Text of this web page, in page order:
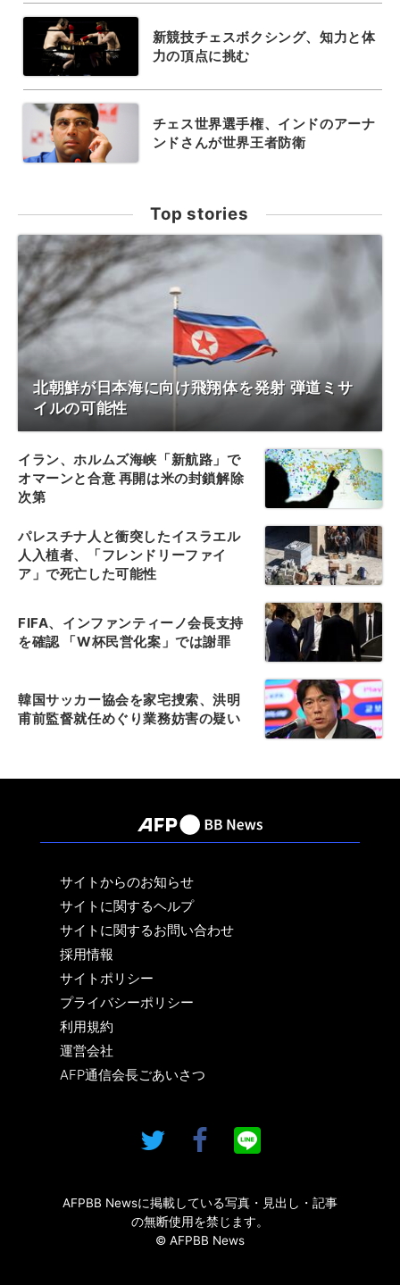
新競技チェスボクシング、知力と体
力の頂点に挑む
チェス世界選手権、インドのアーナ
ンドさんが世界王者防衛
Top stories
北朝鮮が日本海に向け飛翔体を発射 弾道ミサ
イルの可能性
イラン、ホルムズ海峡「新航路」で
オマーンと合意 再開は米の封鎖解除
次第
パレスチナ人と衝突したイスラエル
人入植者、「フレンドリーファイ
ア」で死亡した可能性
FIFA、インファンティーノ会長支持
を確認 「W杯民営化案」では謝罪
韓国サッカー協会を家宅捜索、洪明
甫前監督就任めぐり業務妨害の疑い
サイトからのお知らせ
サイトに関するヘルプ
サイトに関するお問い合わせ
採用情報
サイトポリシー
プライバシーポリシー
利用規約
運営会社
AFP通信会長ごあいさつ
AFPBB Newsに掲載している写真・見出し・記事
の無断使用を禁じます。
© AFPBB News